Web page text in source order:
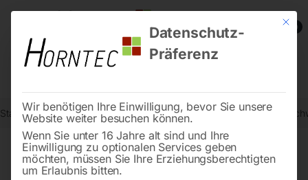
0
Start Schweisstechnologie Arbeitsschutz / Schweißerschutz
Mit
Datenschutz-
Präferenz
Wir benötigen Ihre Einwilligung, bevor Sie unsere
Website weiter besuchen können.
Wenn Sie unter 16 Jahre alt sind und Ihre
Einwilligung zu optionalen Services geben
möchten, müssen Sie Ihre Erziehungsberechtigten
um Erlaubnis bitten.